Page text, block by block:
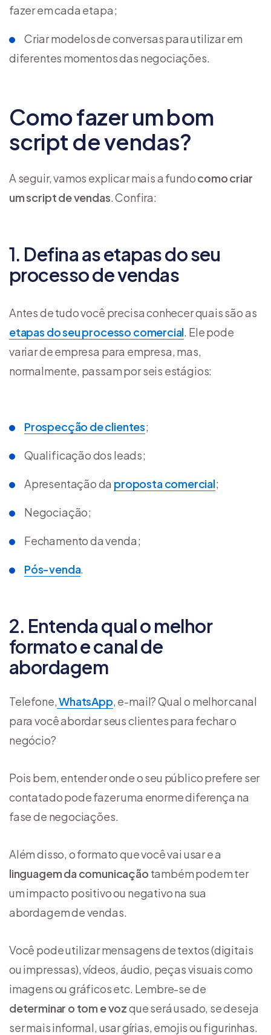
fazer em cada etapa;
Criar modelos de conversas para utilizar em
diferentes momentos das negociações.
Como fazer um bom
script de vendas?
A seguir, vamos explicar mais a fundocomo criar
um script de vendas. Confira:
1. Defina as etapas do seu
processo de vendas
Antes de tudo você precisa conhecer quais são as
etapas do seu processo comercial. Ele pode
variar de empresa para empresa, mas,
normalmente, passam por seis estágios:
Prospecção de clientes;
Qualificação dos leads;
Apresentação da proposta comercial;
Negociação;
Fechamento da venda;
Pós-venda.
2. Entenda qual o melhor
formato e canal de
abordagem
Telefone,WhatsApp, e-mail? Qual o melhor canal
para você abordar seus clientes para fechar o
negócio?
Pois bem, entender onde o seu público prefere ser
contatado pode fazer uma enorme diferença na
fase de negociações.
Além disso, o formato que você vai usar e a
linguagem da comunicação também podem ter
um impacto positivo ou negativo na sua
abordagem de vendas.
Você pode utilizar mensagens de textos (digitais
ou impressas), vídeos, áudio, peças visuais como
imagens ou gráficos etc. Lembre-se de
determinar o tom e vozque será usado, se deseja
ser mais informal, usar gírias, emojis ou figurinhas.